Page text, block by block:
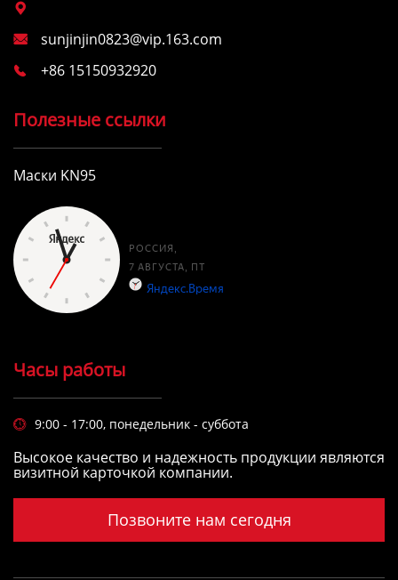

 sunjinjin0823@vip.163.com
 +86 15150932920
Полезные ссылки
Маски KN95
Часы работы
 9:00 - 17:00, понедельник - суббота
Высокое качество и надежность продукции являются
визитной карточкой компании.
Позвоните нам сегодня